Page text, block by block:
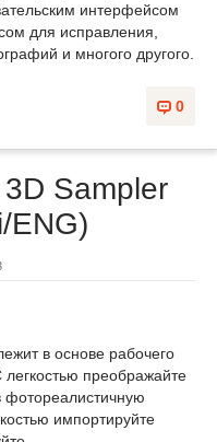
интерфейсом
для исправления,
и многого другого.
0
Sampler
ENG)
в основе рабочего
преображайте
фотореалистичную
импортируйте